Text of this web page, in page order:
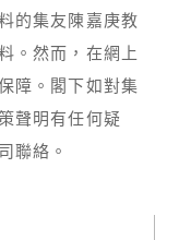
的集友陳嘉庚教
。然而，在網上
障。閣下如對集
聲明有任何疑
聯絡。